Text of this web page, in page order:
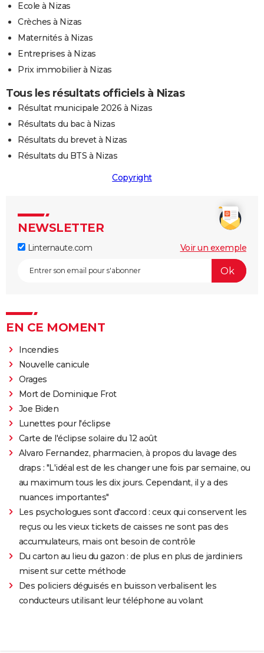
Ecole à Nizas
Crèches à Nizas
Maternités à Nizas
Entreprises à Nizas
Prix immobilier à Nizas
Tous les résultats officiels à Nizas
Résultat municipale 2026 à Nizas
Résultats du bac à Nizas
Résultats du brevet à Nizas
Résultats du BTS à Nizas
Copyright
NEWSLETTER
Linternaute.com Voir un exemple
EN CE MOMENT
Incendies
Nouvelle canicule
Orages
Mort de Dominique Frot
Joe Biden
Lunettes pour l'éclipse
Carte de l'éclipse solaire du 12 août
Alvaro Fernandez, pharmacien, à propos du lavage des
draps : "L'idéal est de les changer une fois par semaine, ou
au maximum tous les dix jours. Cependant, il y a des
nuances importantes"
Les psychologues sont d'accord : ceux qui conservent les
reçus ou les vieux tickets de caisses ne sont pas des
accumulateurs, mais ont besoin de contrôle
Du carton au lieu du gazon : de plus en plus de jardiniers
misent sur cette méthode
Des policiers déguisés en buisson verbalisent les
conducteurs utilisant leur téléphone au volant